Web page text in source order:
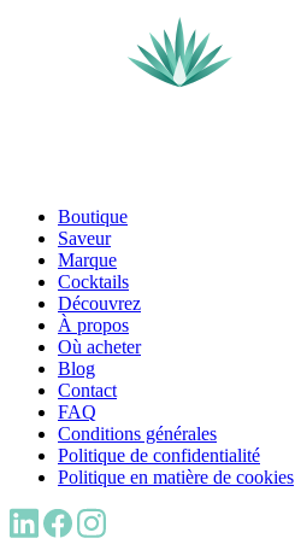
Boutique
Saveur
Marque
Cocktails
Découvrez
À propos
Où acheter
Blog
Contact
FAQ
Conditions générales
Politique de confidentialité
Politique en matière de cookies